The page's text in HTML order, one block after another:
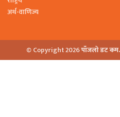
अर्थ-वाणिज्य
© Copyright 2026पाँजलो डट कम.